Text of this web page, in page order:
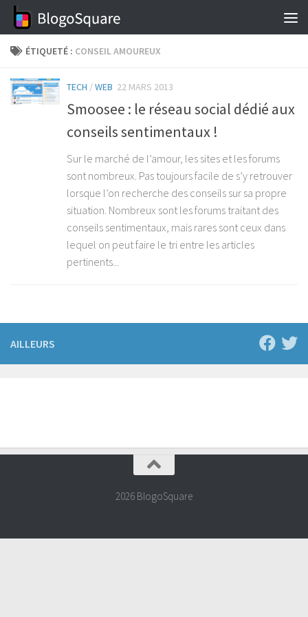
Skip to content
ÉTIQUETÉ : CONSEIL AMOUREUX
TECH /WEB 22 MARS 2013
Smoosee : le réseau social dédié aux
conseils sentimentaux !
Sur le marché de l’amour, les sites et les forums
sont nombreux. Pas toujours facile de s’y retrouver
lorsque l’on recherche des conseils sur sa propre
situation. Nombreux sont les forums traitant des
conseils sentimentaux, mais rares sont ceux dans
lequel on peut faire le tri entre les articles
pertinents...
AILLEURS
2026 BlogoSquare